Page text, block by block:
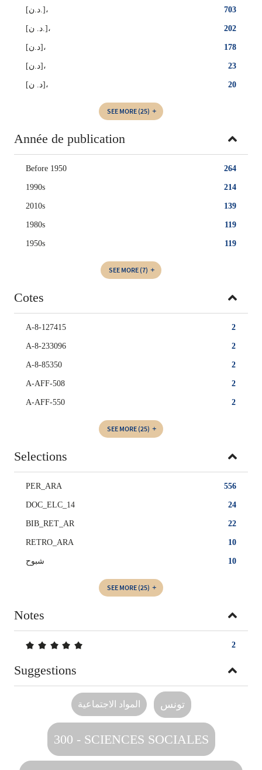
703 [د.ن.]،
202 [د. ن.]،
178 [د.ن]،
23 ‏[د.ن]‏،
20 [د. ن]،
SEE MORE (25)
Année de publication
264
Before 1950
214
1990s
139
2010s
119
1980s
119
1950s
SEE MORE (7)
Cotes
2
A-8-127415
2
A-8-233096
2
A-8-85350
2
A-AFF-508
2
A-AFF-550
SEE MORE (25)
Selections
556
PER_ARA
24
DOC_ELC_14
22
BIB_RET_AR
10
RETRO_ARA
10 شبوح
SEE MORE (25)
Notes
2
5/5
Suggestions
المواد الاجتماعية تونس
300 - SCIENCES SOCIALES